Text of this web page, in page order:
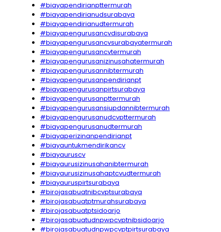
#biayapendirianpttermurah
#biayapendirianudsurabaya
#biayapendirianudtermurah
#biayapengurusancvdisurabaya
#biayapengurusancvsurabayatermurah
#biayapengurusancvtermurah
#biayapengurusanizinusahatermurah
#biayapengurusannibtermurah
#biayapengurusanpendirianpt
#biayapengurusanpirtsurabaya
#biayapengurusanpttermurah
#biayapengurusansiupdannibtermurah
#biayapengurusanudcvpttermurah
#biayapengurusanudtermurah
#biayaperizinanpendirianpt
#biayauntukmendirikancv
#biayauruscv
#biayaurusizinusahanibtermurah
#biayaurusizinusahaptcvudtermurah
#biayauruspirtsurabaya
#birojasabuatnibcvptsurabaya
#birojasabuatptmurahsurabaya
#birojasabuatptsidoarjo
#birojasabuatudnpwpcvptnibsidoarjo
#birojasabuatudnpwpcvptpirtsurabaya